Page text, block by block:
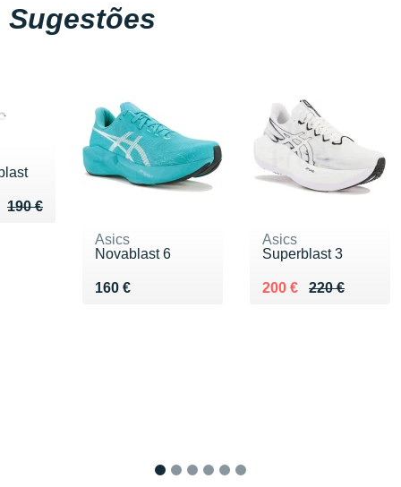
Sugestões
190 €
de 190 €
125 €
Asics
Novablast 6
160 €
Vendu 160 €
Asics
Superblast 3
220 €
Au lieu de 220 €
200 €
Vendu 200 €